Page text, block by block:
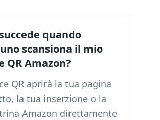
quando
scansiona il mio
QR Amazon?
QR aprirà la tua pagina
la tua inserzione o la
Amazon direttamente